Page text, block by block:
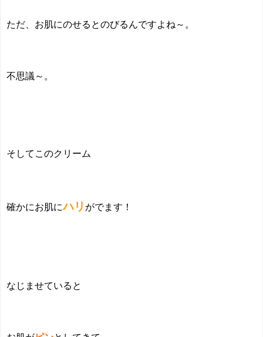
ただ、お肌にのせるとのびるんですよね～。
不思議～。
そしてこのクリーム
確かにお肌にハリ がでます！
なじませていると